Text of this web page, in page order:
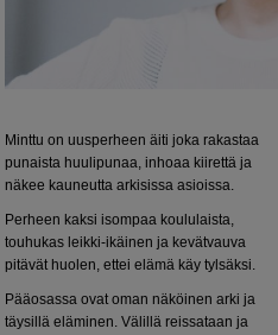
Minttu on uusperheen äiti joka rakastaa
punaista huulipunaa, inhoaa kiirettä ja
näkee kauneutta arkisissa asioissa.
Perheen kaksi isompaa koululaista,
touhukas leikki-ikäinen ja kevätvauva
pitävät huolen, ettei elämä käy tylsäksi.
Pääosassa ovat oman näköinen arki ja
täysillä eläminen. Välillä reissataan ja